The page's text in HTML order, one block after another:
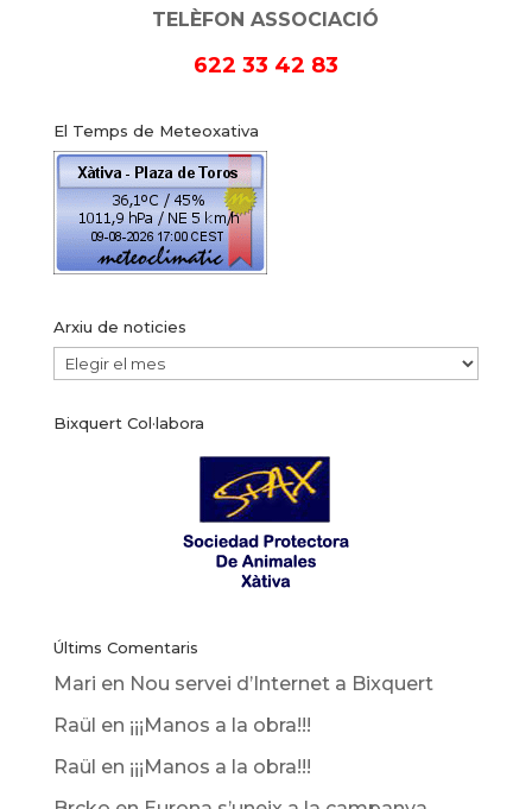
TELÈFON ASSOCIACIÓ
622 33 42 83
El Temps de Meteoxativa
Arxiu de noticies
Arxiu
noticies
Bixquert Col·labora
Últims Comentaris
Mari en Nou servei d’Internet a Bixquert
Raül en ¡¡¡Manos a la obra!!!
Raül en ¡¡¡Manos a la obra!!!